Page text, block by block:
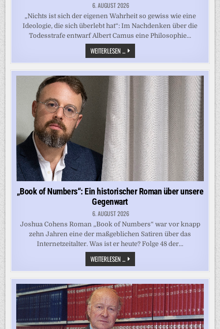
6. AUGUST 2026
„Nichts ist sich der eigenen Wahrheit so gewiss wie eine
Ideologie, die sich überlebt hat“: Im Nachdenken über die
Todesstrafe entwarf Albert Camus eine Philosophie…
WEITERLESEN ... CAMUS
UND
DIE
TODESSTRAFE:
EIN
VERSUCH
ÜBER
DAS
ABSOLUTE
„Book of Numbers“: Ein historischer Roman über unsere
Gegenwart
6. AUGUST 2026
Joshua Cohens Roman „Book of Numbers“ war vor knapp
zehn Jahren eine der maßgeblichen Satiren über das
Internetzeitalter. Was ist er heute? Folge 48 der…
WEITERLESEN ... „BOOK
OF
NUMBERS“:
EIN
HISTORISCHER
ROMAN
ÜBER
UNSERE
GEGENWART